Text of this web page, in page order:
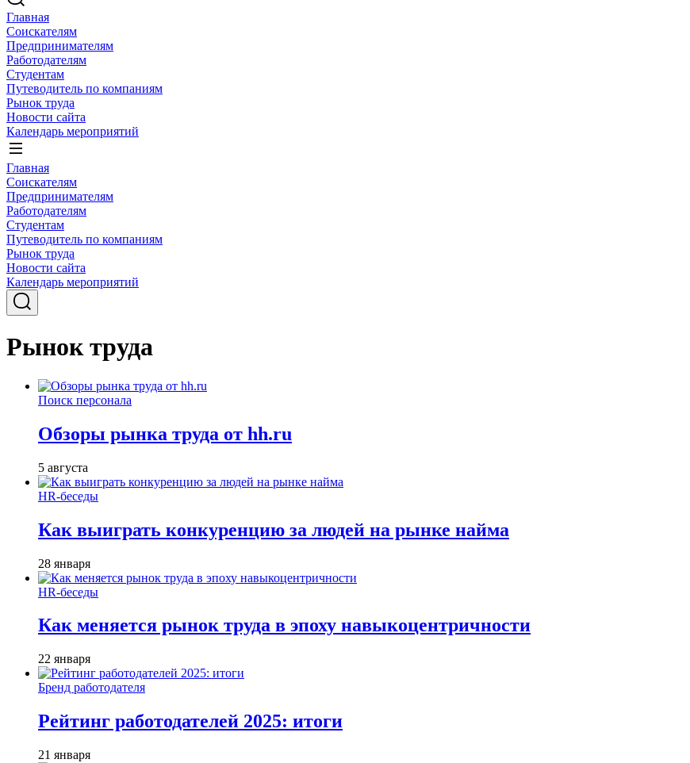
Главная
Соискателям
Предпринимателям
Работодателям
Студентам
Путеводитель по компаниям
Рынок труда
Новости сайта
Календарь мероприятий
Главная
Соискателям
Предпринимателям
Работодателям
Студентам
Путеводитель по компаниям
Рынок труда
Новости сайта
Календарь мероприятий
Рынок труда
Поиск персонала
Обзоры рынка труда от hh.ru
5 августа
HR-беседы
Как выиграть конкуренцию за людей на рынке найма
28 января
HR-беседы
Как меняется рынок труда в эпоху навыкоцентричности
22 января
Бренд работодателя
Рейтинг работодателей 2025: итоги
21 января